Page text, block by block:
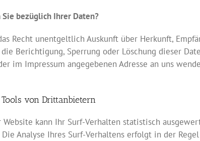
Sie bezüglich Ihrer Daten?
Recht unentgeltlich Auskunft über Herkunft,
Berichtigung, Sperrung oder Löschung dieser
im Impressum angegebenen Adresse an uns
von Drittanbietern
Website kann Ihr Surf-Verhalten statistisch
Analyse Ihres Surf-Verhaltens erfolgt in der